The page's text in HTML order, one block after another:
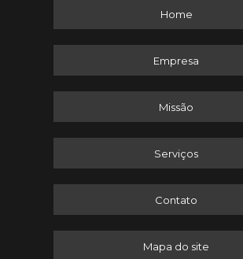
Home
Empresa
Missão
Serviços
Contato
Mapa do site